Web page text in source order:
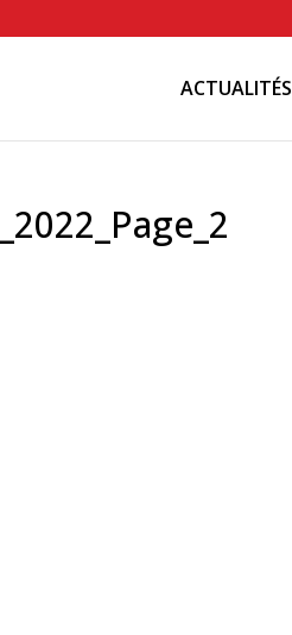
ACTUALITÉS